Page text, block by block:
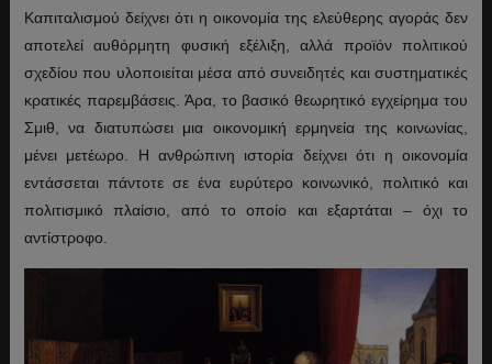
Καπιταλισμού δείχνει ότι η οικονομία της ελεύθερης αγοράς δεν
αποτελεί αυθόρμητη φυσική εξέλιξη, αλλά προϊόν πολιτικού
σχεδίου που υλοποιείται μέσα από συνειδητές και συστηματικές
κρατικές παρεμβάσεις. Άρα, το βασικό θεωρητικό εγχείρημα του
Σμιθ, να διατυπώσει μια οικονομική ερμηνεία της κοινωνίας,
μένει μετέωρο. Η ανθρώπινη ιστορία δείχνει ότι η οικονομία
εντάσσεται πάντοτε σε ένα ευρύτερο κοινωνικό, πολιτικό και
πολιτισμικό πλαίσιο, από το οποίο και εξαρτάται – όχι το
αντίστροφο.